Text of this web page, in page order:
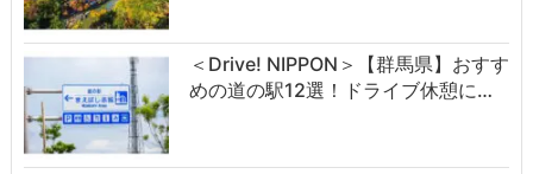
＜Drive! NIPPON＞【群馬県】おすす
めの道の駅12選！ドライブ休憩に…